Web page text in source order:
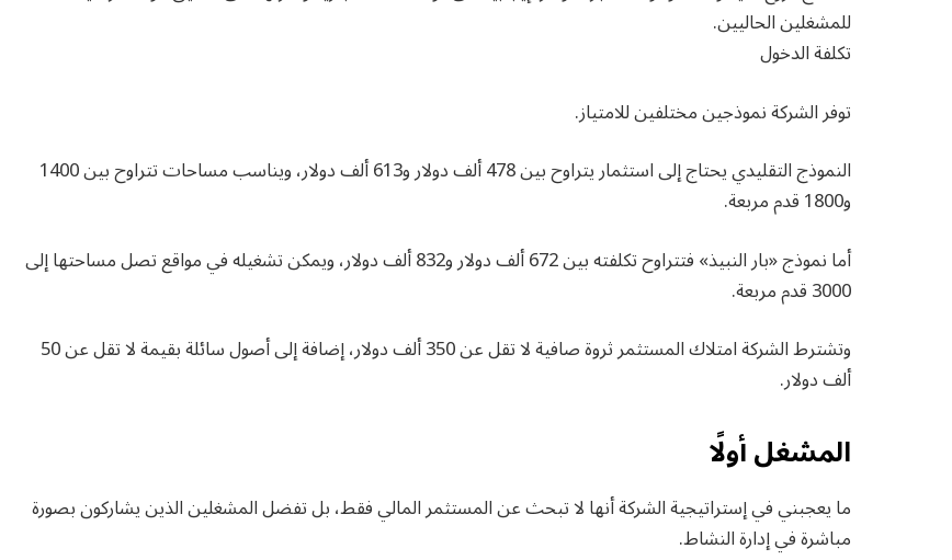
للمشغلين الحاليين.
تكلفة الدخول
توفر الشركة نموذجين مختلفين للامتياز.
النموذج التقليدي يحتاج إلى استثمار يتراوح بين 478 ألف دولار و613 ألف دولار، ويناسب مساحات تتراوح بين 1400
و1800 قدم مربعة.
أما نموذج «بار النبيذ» فتتراوح تكلفته بين 672 ألف دولار و832 ألف دولار، ويمكن تشغيله في مواقع تصل مساحتها إلى
3000 قدم مربعة.
وتشترط الشركة امتلاك المستثمر ثروة صافية لا تقل عن 350 ألف دولار، إضافة إلى أصول سائلة بقيمة لا تقل عن 50
ألف دولار.
المشغل أولًا
ما يعجبني في إستراتيجية الشركة أنها لا تبحث عن المستثمر المالي فقط، بل تفضل المشغلين الذين يشاركون بصورة
مباشرة في إدارة النشاط.